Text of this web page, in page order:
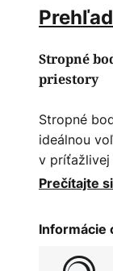
Stropné
priestory
Stropné
ideálnou
v príťažlivej
bodové
moderný
Prečítajte
Informácie